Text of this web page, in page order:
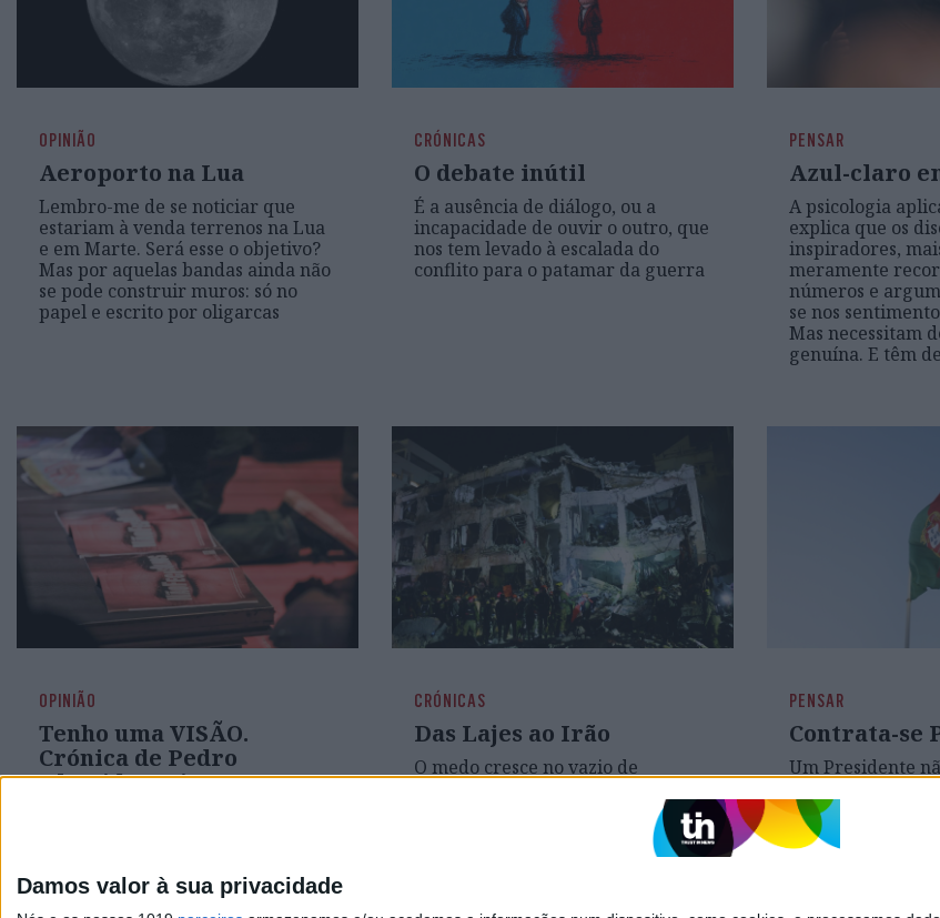
Damos valor à sua privacidade
OPINIÃO
Aeroporto na Lua
Lembro-me de se noticiar que
estariam à venda terrenos na Lua
e em Marte. Será esse o objetivo?
Mas por aquelas bandas ainda não
se pode construir muros: só no
papel e escrito por oligarcas
CRÓNICAS
O debate inútil
É a ausência de diálogo, ou a
incapacidade de ouvir o outro, que
nos tem levado à escalada do
conflito para o patamar da guerra
PENSAR
Azul-claro
A psicologia
explica que os
inspiradores,
meramente
números e
se nos
Mas necessitam
genuína. E têm
OPINIÃO
Tenho uma VISÃO.
Crónica de Pedro
Almeida Maia
CRÓNICAS
Das Lajes ao Irão
O medo cresce no vazio de
descontrolo. Se a Base das Lajes é
estratégicos, então que esses
PENSAR
Contrata-se
Um Presidente
botão “contra os
marchar” só
os pés de fora.